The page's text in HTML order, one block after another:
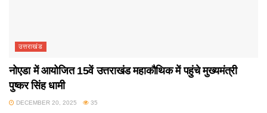
उत्तराखंड
नोएडा में आयोजित 15वें उत्तराखंड महाकौथिक में पहुंचे मुख्यमंत्री
पुष्कर सिंह धामी
DECEMBER 20, 2025 35